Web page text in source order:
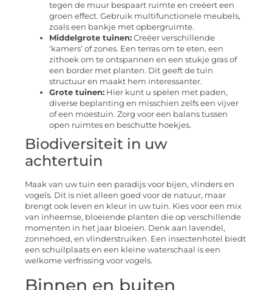
tegen de muur bespaart ruimte en creëert een
groen effect. Gebruik multifunctionele meubels,
zoals een bankje met opbergruimte.
Middelgrote tuinen: Creëer verschillende
‘kamers’ of zones. Een terras om te eten, een
zithoek om te ontspannen en een stukje gras of
een border met planten. Dit geeft de tuin
structuur en maakt hem interessanter.
Grote tuinen: Hier kunt u spelen met paden,
diverse beplanting en misschien zelfs een vijver
of een moestuin. Zorg voor een balans tussen
open ruimtes en beschutte hoekjes.
Biodiversiteit in uw
achtertuin
Maak van uw tuin een paradijs voor bijen, vlinders en
vogels. Dit is niet alleen goed voor de natuur, maar
brengt ook leven en kleur in uw tuin. Kies voor een mix
van inheemse, bloeiende planten die op verschillende
momenten in het jaar bloeien. Denk aan lavendel,
zonnehoed, en vlinderstruiken. Een insectenhotel biedt
een schuilplaats en een kleine waterschaal is een
welkome verfrissing voor vogels.
Binnen en buiten